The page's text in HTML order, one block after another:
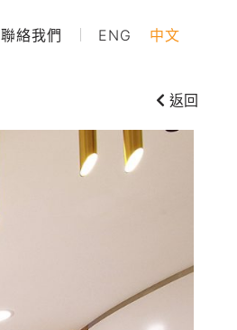
聯絡我們 ENG 中文
返回